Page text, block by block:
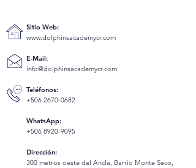
Sitio Web:
www.dolphinsacademycr.com
E-Mail:
info@dolphinsacademycr.com
Teléfonos:
+506 2670-0682
WhatsApp:
+506 8920-9095
Dirección:
300 metros oeste del Ancla, Barrio Monte Seco,